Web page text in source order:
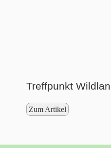
Treffpunkt
Zum Artikel